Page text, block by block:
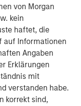
von Morgan
kein
haftet, die
auf Informationen
Angaben
Erklärungen
mit
verstanden habe.
korrekt sind,
AI to guide
Petrie, vice
“Flip AI takes
model to derive
and explain their
simplify the
time to issue